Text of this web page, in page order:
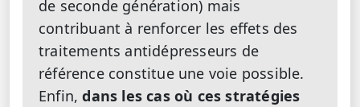
de seconde génération) mais
contribuant à renforcer les effets des
traitements antidépresseurs de
référence constitue une voie possible.
Enfin,dans les cas où ces stratégies